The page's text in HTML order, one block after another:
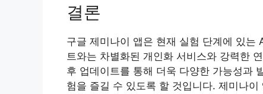
결론
구글 제미나이 앱은 현재 실험 단계에 있는
트와는 차별화된 개인화 서비스와 강력한
후 업데이트를 통해 더욱 다양한 가능성과
험을 즐길 수 있도록 할 것입니다. 제미나